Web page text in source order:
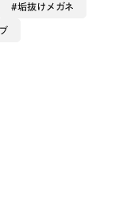
垢抜けメガネ